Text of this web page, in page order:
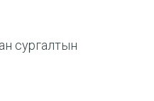
сургалтын